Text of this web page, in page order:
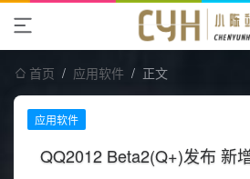
首页 / 应用软件 / 正文
应用软件
QQ2012 Beta2(Q+)发布 新